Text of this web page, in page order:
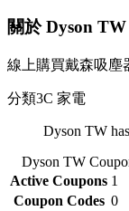
關於 Dyson TW
線上購買戴森吸塵
分類3C 家電
Dyson TW
Dyson TW
Active Coupons 1
Coupon Codes 0